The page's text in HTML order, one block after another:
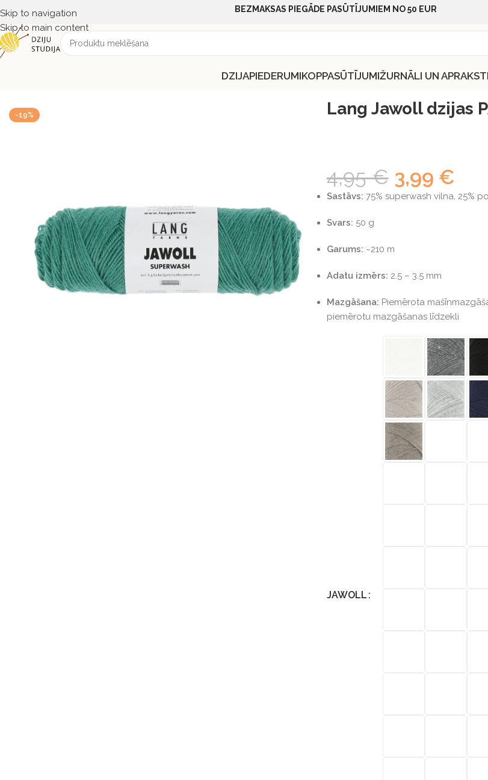
Skip to navigation
Skip to main content
BEZMAKSAS PIEGĀDE PASŪTĪJUMIEM NO 50 EUR
DZIJAPIEDERUMIKOPPASŪTĪJUMIŽURNĀLI UN APRAKSTI
-19% Lang Jawoll dzijas
4,95€ 3,99 €
Sastāvs: 75% superwash vilna, 25%
Svars: 50 g
Garums: ~210 m
Adatu izmērs: 2.5 – 3.5 mm
Mazgāšana: Piemērota
piemērotu mazgāšanas līdzekli
JAWOLL